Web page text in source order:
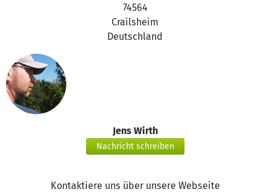
74564
Crailsheim
Deutschland
Jens Wirth
Nachricht schreiben
Kontaktiere uns über unsere Webseite